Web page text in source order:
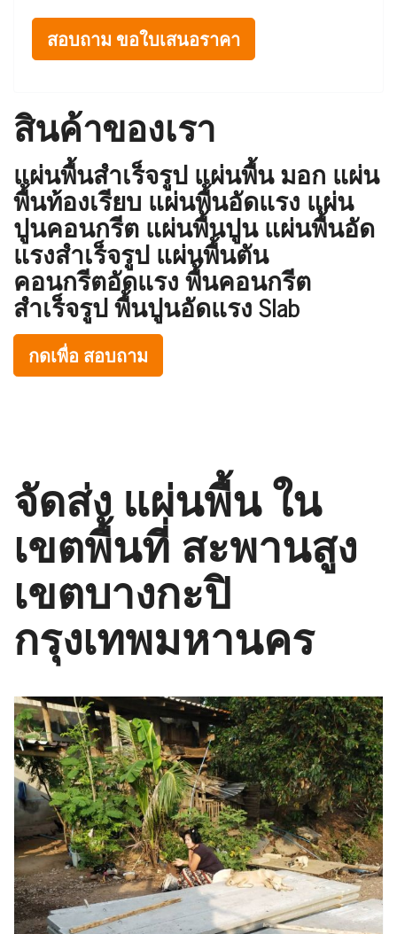
สอบถาม ขอใบเสนอราคา
สินค้าของเรา
แผ่นพื้นสำเร็จรูป แผ่นพื้น มอก แผ่น
พื้นท้องเรียบ แผ่นพื้นอัดแรง แผ่น
ปูนคอนกรีต แผ่นพื้นปูน แผ่นพื้นอัด
แรงสำเร็จรูป แผ่นพื้นตัน
คอนกรีตอัดแรง พื้นคอนกรีต
สำเร็จรูป พื้นปูนอัดแรง Slab
กดเพื่อ สอบถาม
จัดส่ง แผ่นพื้น ใน
เขตพื้นที่ สะพานสูง
เขตบางกะปิ
กรุงเทพมหานคร